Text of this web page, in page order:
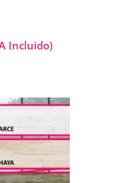
Incluido)